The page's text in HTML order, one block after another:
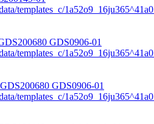
templates_c/
templates_c/
templates_c/